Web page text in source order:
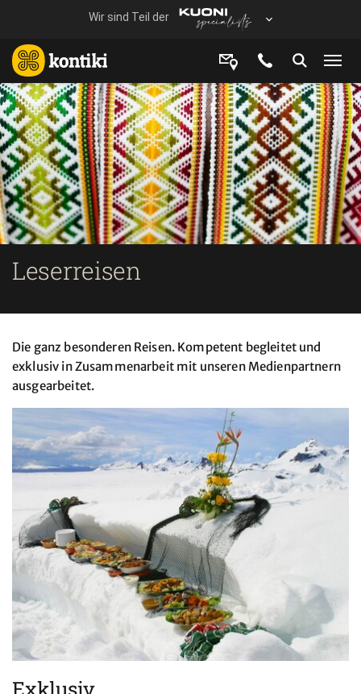
Leserreisen
Die ganz besonderen Reisen. Kompetent begleitet und
exklusiv in Zusammenarbeit mit unseren Medienpartnern
ausgearbeitet.
Exklusiv